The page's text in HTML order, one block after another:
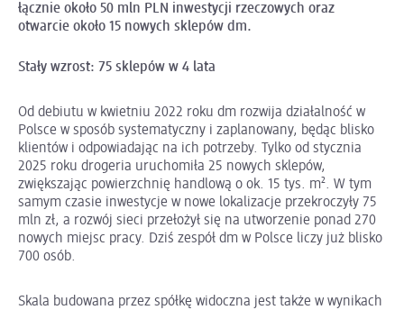
łącznie około 50 mln PLN inwestycji rzeczowych oraz
otwarcie około 15 nowych sklepów dm.
Stały wzrost: 75 sklepów w 4 lata
Od debiutu w kwietniu 2022 roku dm rozwija działalność w
Polsce w sposób systematyczny i zaplanowany, będąc blisko
klientów i odpowiadając na ich potrzeby. Tylko od stycznia
2025 roku drogeria uruchomiła 25 nowych sklepów,
zwiększając powierzchnię handlową o ok. 15 tys. m². W tym
samym czasie inwestycje w nowe lokalizacje przekroczyły 75
mln zł, a rozwój sieci przełożył się na utworzenie ponad 270
nowych miejsc pracy. Dziś zespół dm w Polsce liczy już blisko
700 osób.
Skala budowana przez spółkę widoczna jest także w wynikach